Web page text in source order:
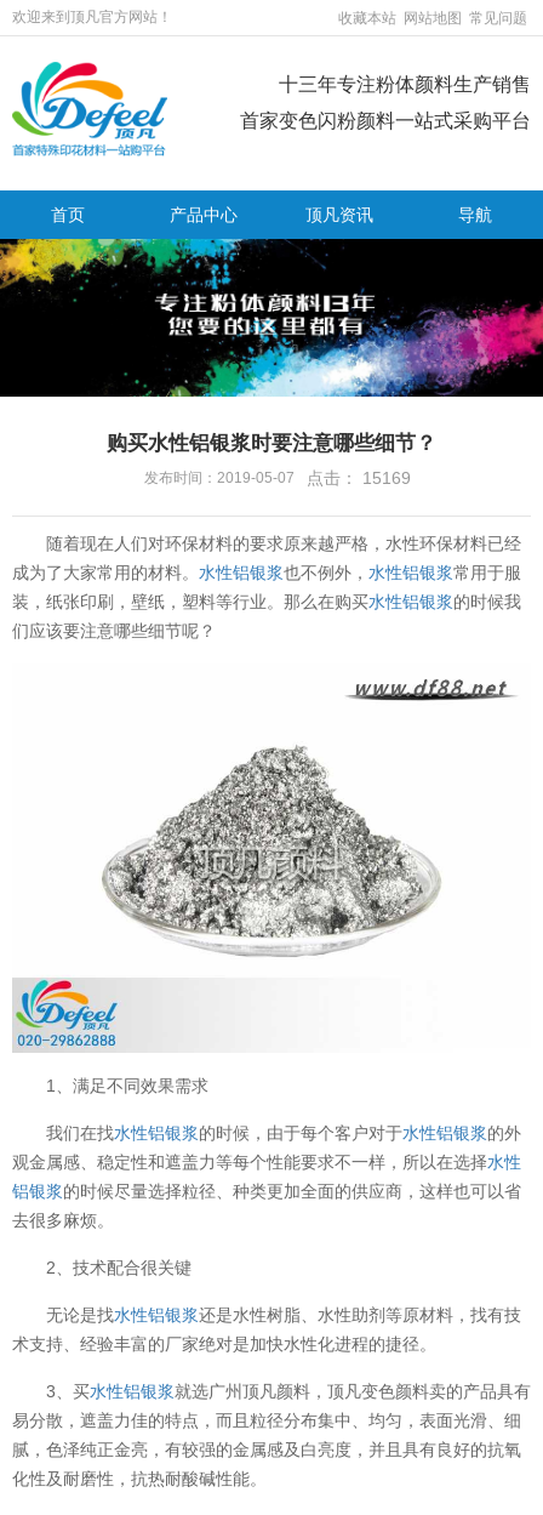
欢迎来到顶凡官方网站！ 收藏本站 网站地图 常见问题
十三年专注粉体颜料生产销售
首家变色闪粉颜料一站式采购平台
首页 产品中心 顶凡资讯 导航
购买水性铝银浆时要注意哪些细节？
发布时间：2019-05-07 点击： 15169
随着现在人们对环保材料的要求原来越严格，水性环保材料已经
成为了大家常用的材料。 水性铝银浆也不例外， 水性铝银浆常用于服
装，纸张印刷，壁纸，塑料等行业。那么在购买水性铝银浆的时候我
们应该要注意哪些细节呢？
1、满足不同效果需求
我们在找水性铝银浆的时候，由于每个客户对于水性铝银浆的外
观金属感、稳定性和遮盖力等每个性能要求不一样，所以在选择水性
铝银浆的时候尽量选择粒径、种类更加全面的供应商，这样也可以省
去很多麻烦。
2、技术配合很关键
无论是找水性铝银浆还是水性树脂、水性助剂等原材料，找有技
术支持、经验丰富的厂家绝对是加快水性化进程的捷径。
3、买水性铝银浆就选广州顶凡颜料，顶凡变色颜料卖的产品具有
易分散，遮盖力佳的特点，而且粒径分布集中、均匀，表面光滑、细
腻，色泽纯正金亮，有较强的金属感及白亮度，并且具有良好的抗氧
化性及耐磨性，抗热耐酸碱性能。
温变粉可以做防伪标签、温变防伪吗...